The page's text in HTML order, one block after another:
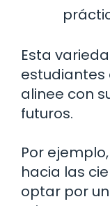
Esta
estudiantes
alinee con
futuros.
Por
hacia las
optar por